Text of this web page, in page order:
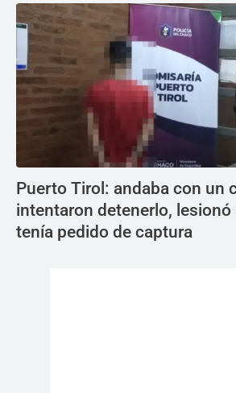
Puerto Tirol: andaba con un
intentaron detenerlo, lesionó
tenía pedido de captura